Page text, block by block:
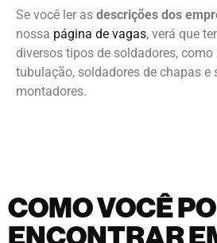
Se você ler as descrições dos
nossa página de vagas, verá que
diversos tipos de soldadores, como
tubulação, soldadores de chapas e
montadores.
COMO VOCÊ